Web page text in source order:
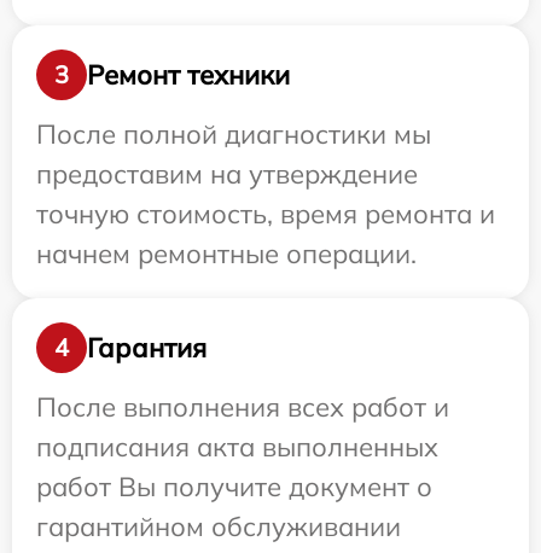
3
Ремонт техники
После полной диагностики мы
предоставим на утверждение
точную стоимость, время ремонта и
начнем ремонтные операции.
4
Гарантия
После выполнения всех работ и
подписания акта выполненных
работ Вы получите документ о
гарантийном обслуживании